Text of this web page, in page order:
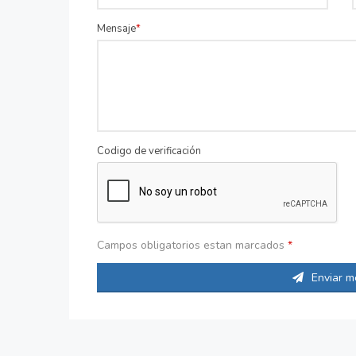
Mensaje
Codigo de verificación
Campos obligatorios estan marcados *
Enviar